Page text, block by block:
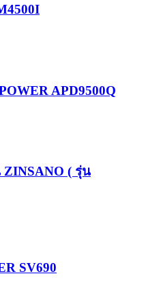
APD9500Q
ZINSANO ( รุ่น
SV690